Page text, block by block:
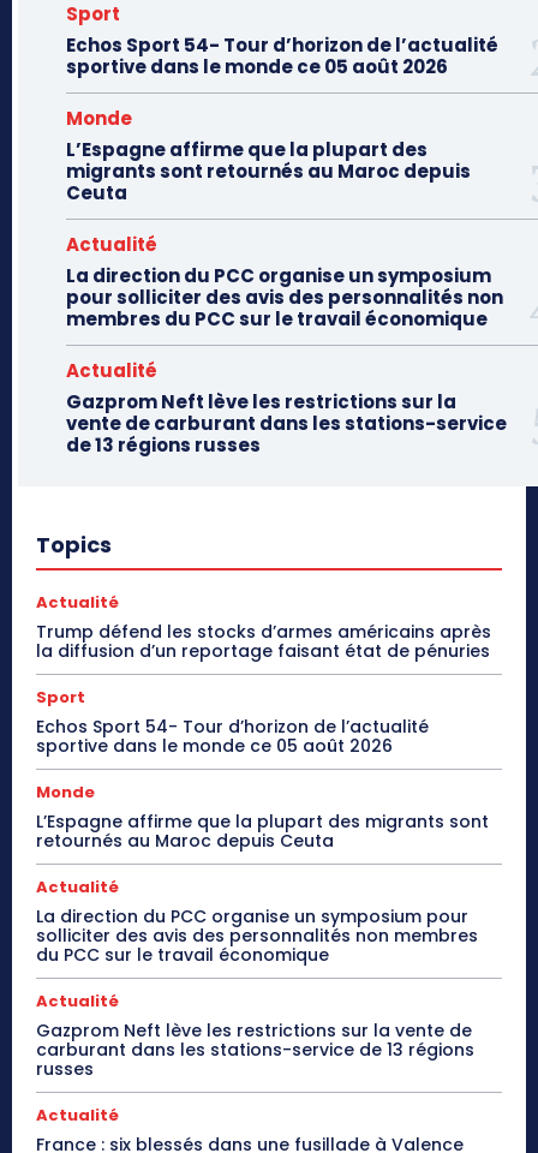
Sport
Echos Sport 54- Tour d’horizon de l’actualité
sportive dans le monde ce 05 août 2026
Monde
L’Espagne affirme que la plupart des
migrants sont retournés au Maroc depuis
Ceuta
Actualité
La direction du PCC organise un symposium
pour solliciter des avis des personnalités non
membres du PCC sur le travail économique
Actualité
Gazprom Neft lève les restrictions sur la
vente de carburant dans les stations-service
de 13 régions russes
Topics
Actualité
Trump défend les stocks d’armes américains après
la diffusion d’un reportage faisant état de pénuries
Sport
Echos Sport 54- Tour d’horizon de l’actualité
sportive dans le monde ce 05 août 2026
Monde
L’Espagne affirme que la plupart des migrants sont
retournés au Maroc depuis Ceuta
Actualité
La direction du PCC organise un symposium pour
solliciter des avis des personnalités non membres
du PCC sur le travail économique
Actualité
Gazprom Neft lève les restrictions sur la vente de
carburant dans les stations-service de 13 régions
russes
Actualité
France : six blessés dans une fusillade à Valence